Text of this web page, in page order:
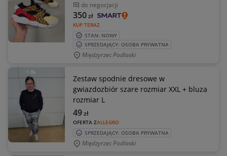
do negocjacji
KUP TERAZ
350zł
STAN: NOWY
SPRZEDAJĄCY: OSOBA PRYWATNA
Międzyrzec Podlaski
Zestaw spodnie dresowe w
gwiazdozbiór szare rozmiar XXL + bluza
rozmiar L
OFERTA ZALLEGRO
49zł
SPRZEDAJĄCY: OSOBA PRYWATNA
Międzyrzec Podlaski